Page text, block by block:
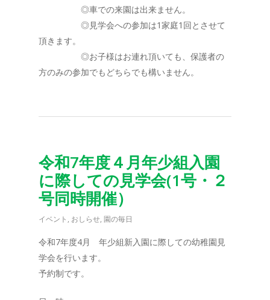
◎車での来園は出来ません。
◎見学会への参加は1家庭1回とさせて
頂きます。
◎お子様はお連れ頂いても、保護者の
方のみの参加でもどちらでも構いません。
令和7年度４月年少組入園
に際しての見学会(1号・２
号同時開催）
イベント , おしらせ, 園の毎日
令和7年度4月 年少組新入園に際しての幼稚園見
学会を行います。
予約制です。